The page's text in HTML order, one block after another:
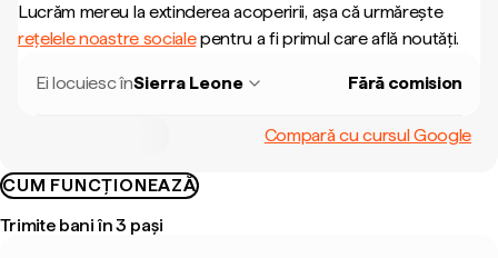
Lucrăm mereu la extinderea acoperirii, așa că urmărește
rețelele noastre socialepentru a fi primul care află noutăți.
Ei locuiesc înSierra Leone Fără comision
Compară cu cursul Google
CUM FUNCȚIONEAZĂ
Trimite bani în 3 pași